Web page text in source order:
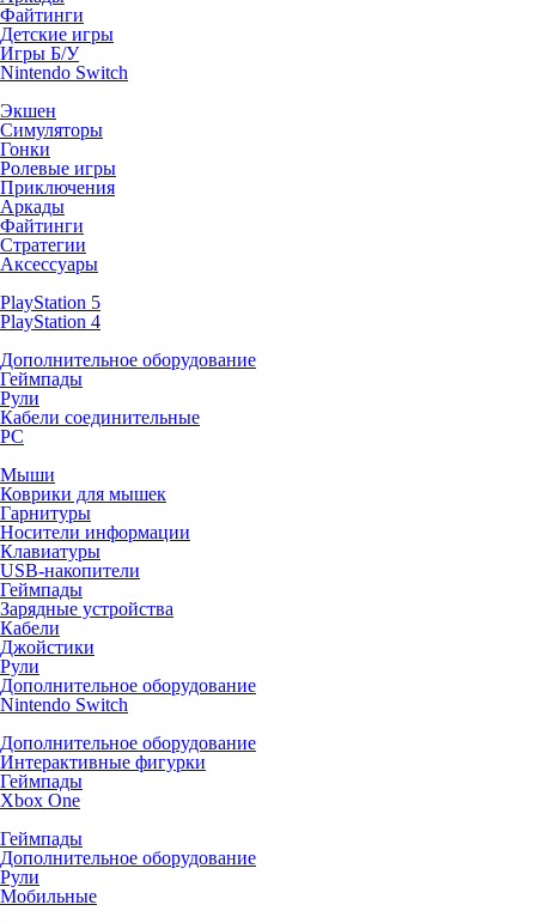
Файтинги
Детские игры
Игры Б/У
Nintendo Switch
Экшен
Симуляторы
Гонки
Ролевые игры
Приключения
Аркады
Файтинги
Стратегии
Аксессуары
PlayStation 5
PlayStation 4
Дополнительное оборудование
Геймпады
Рули
Кабели соединительные
PC
Мыши
Коврики для мышек
Гарнитуры
Носители информации
Клавиатуры
USB-накопители
Геймпады
Зарядные устройства
Кабели
Джойстики
Рули
Дополнительное оборудование
Nintendo Switch
Дополнительное оборудование
Интерактивные фигурки
Геймпады
Xbox One
Геймпады
Дополнительное оборудование
Рули
Мобильные